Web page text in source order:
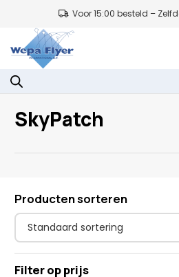
Voor 15:00 besteld –
SkyPatch
Producten sorteren
Filter op prijs